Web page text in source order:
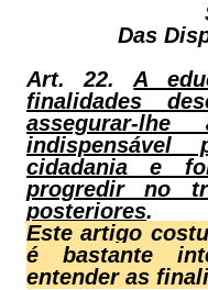
Das
Art. 22.
A
finalidades
assegurar-
cidadania e
progredir no
posteriores.
Este artigo
é bastante
entender as